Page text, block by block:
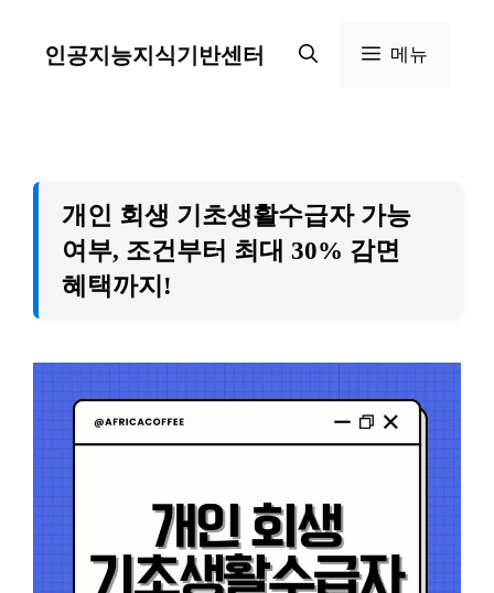
인공지능지식기반센터 메뉴
개인 회생 기초생활수급자 가능
여부, 조건부터 최대 30% 감면
혜택까지!